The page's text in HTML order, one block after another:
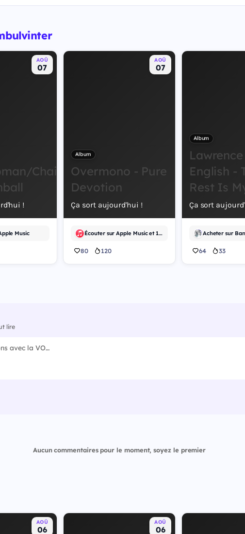
AOÛ
07
Chainsaw
!
Music
AOÛ
07
Album
Overmono - Pure
Devotion
Ça sort aujourd'hui !
Écouter sur Apple Music et 1 autre
80 120
Album
Lawrence
English -
Rest Is
Ça sort
Acheter sur
64 33
lire
Aucun commentaires pour le moment, soyez le premier
AOÛ
06
AOÛ
06